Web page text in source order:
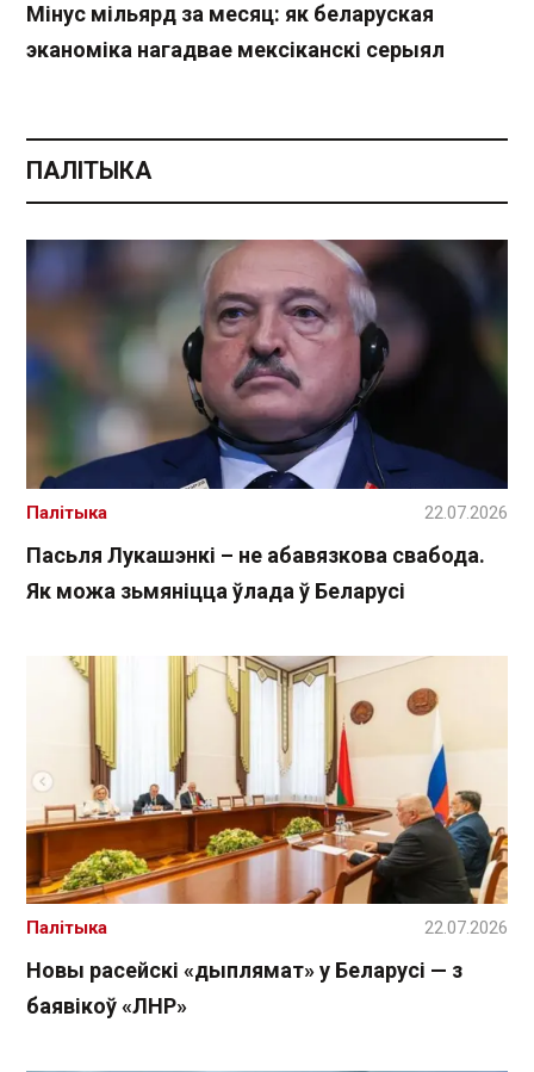
Мінус мільярд за месяц: як беларуская
эканоміка нагадвае мексіканскі серыял
ПАЛІТЫКА
Пасьля Лукашэнкі – не абавязкова свабода.
Як можа зьмяніцца ўлада ў Беларусі
Палітыка 22.07.2026
Новы расейскі «дыплямат» у Беларусі — з
баявікоў «ЛНР»
Палітыка 22.07.2026